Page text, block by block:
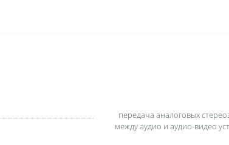
передача аналоговых
между аудио и аудио-видео